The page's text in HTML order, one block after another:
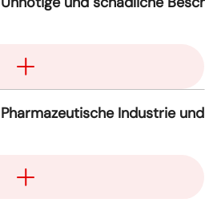
Pharmazeutische Industrie